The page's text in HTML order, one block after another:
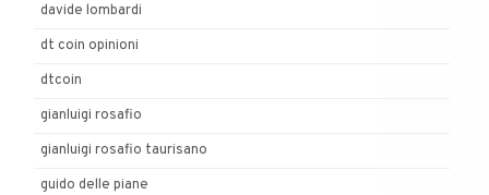
davide lombardi
dt coin opinioni
dtcoin
gianluigi rosafio
gianluigi rosafio taurisano
guido delle piane